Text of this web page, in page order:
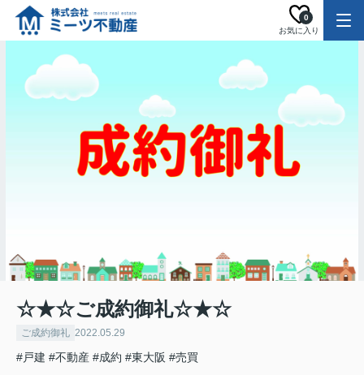
お気に入り
0
☆★☆ご成約御礼☆★☆
ご成約御礼 2022.05.29
#戸建 #不動産 #成約 #東大阪 #売買